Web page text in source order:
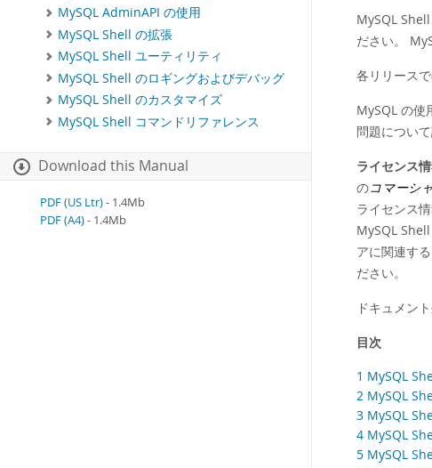
MySQL AdminAPI の使用
MySQL Shell の拡張
MySQL Shell ユーティリティ
MySQL Shell のロギングおよびデバッグ
MySQL Shell のカスタマイズ
MySQL Shell コマンドリファレンス
Download this Manual
PDF (US Ltr)- 1.4Mb
PDF (A4)- 1.4Mb
MySQL
ださい。
各リリースで
MySQL の使
問題につい
ライセンス
のコマーシ
ライセンス
MySQL
アに関連す
ださい。
ドキュメン
目次
1 MySQL
2 MySQL
3 MySQL
4 MySQL
5 MySQL